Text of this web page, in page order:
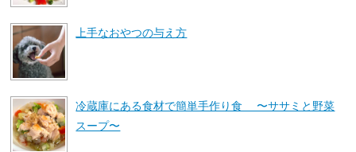
上手なおやつの与え方
冷蔵庫にある食材で簡単手作り食 〜ササミと野菜
スープ〜